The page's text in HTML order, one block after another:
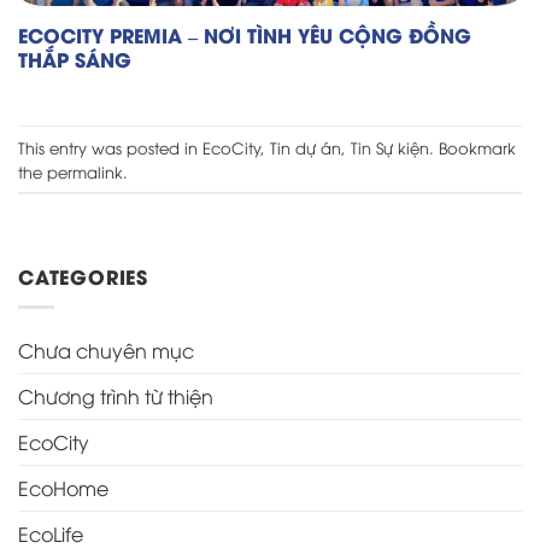
ECOCITY PREMIA – NƠI TÌNH YÊU CỘNG ĐỒNG
THẮP SÁNG
This entry was posted in EcoCity, Tin dự án Tin Sự kiện . Bookmark
the permalink
CATEGORIES
Chưa chuyên mục
Chương trình từ thiện
EcoCity
EcoHome
EcoLife